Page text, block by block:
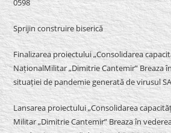
0598
Sprijin construire biserică
Finalizarea proiectului „Consolidarea
NaționalMilitar „Dimitrie Cantemir” Breaza
situației de pandemie generată de virusul
Lansarea proiectului „Consolidarea
Militar „Dimitrie Cantemir” Breaza în